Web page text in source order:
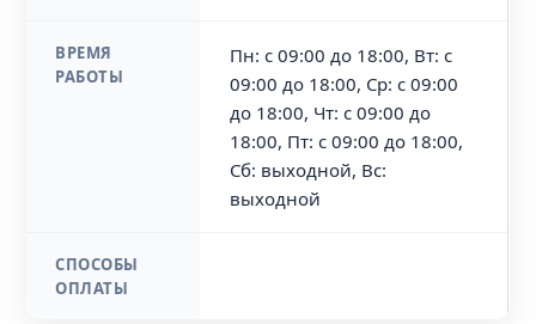
ВРЕМЯ
РАБОТЫ
Пн: с 09:00 до 18:00, Вт: с
09:00 до 18:00, Ср: с 09:00
до 18:00, Чт: с 09:00 до
18:00, Пт: с 09:00 до 18:00,
Сб: выходной, Вс:
выходной
СПОСОБЫ
ОПЛАТЫ